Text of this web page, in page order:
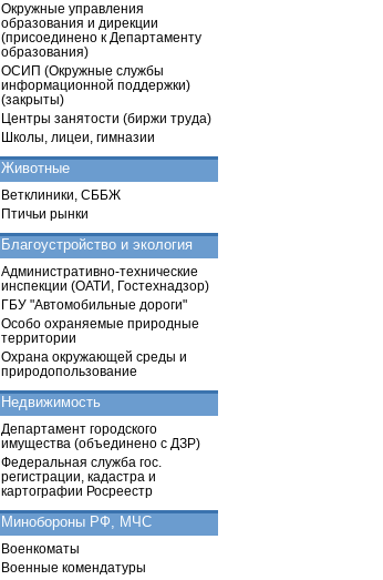
Окружные управления
образования и дирекции
(присоединено к Департаменту
образования)
ОСИП (Окружные службы
информационной поддержки)
(закрыты)
Центры занятости (биржи труда)
Школы, лицеи, гимназии
Животные
Ветклиники, СББЖ
Птичьи рынки
Благоустройство и экология
Административно-технические
инспекции (ОАТИ, Гостехнадзор)
ГБУ "Автомобильные дороги"
Особо охраняемые природные
территории
Охрана окружающей среды и
природопользование
Недвижимость
Департамент городского
имущества (объединено с ДЗР)
Федеральная служба гос.
регистрации, кадастра и
картографии Росреестр
Минобороны РФ, МЧС
Военкоматы
Военные комендатуры